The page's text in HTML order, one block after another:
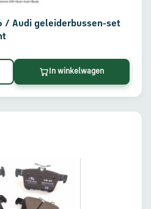
/ Audi geleiderbussen-set
In winkelwagen